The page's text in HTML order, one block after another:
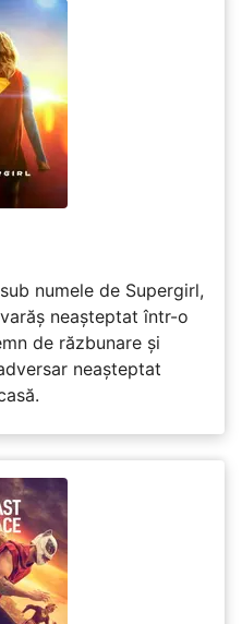
numele de Supergirl,
neașteptat într-o
de răzbunare și
neașteptat